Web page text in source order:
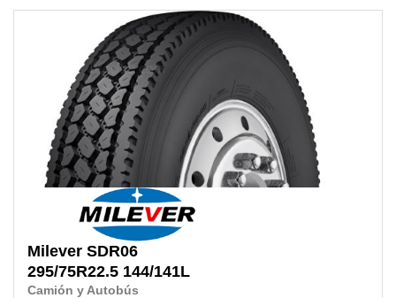
Milever SDR06
295/75R22.5 144/141L
Camión y Autobús